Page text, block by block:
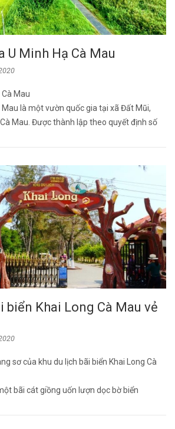
U Minh Hạ Cà Mau
Mau
là một vườn quốc gia tại xã Đất Mũi,
Mau. Được thành lập theo quyết định số
biển Khai Long Cà Mau vẻ
sơ của khu du lịch bãi biển Khai Long Cà
bãi cát giồng uốn lượn dọc bờ biển